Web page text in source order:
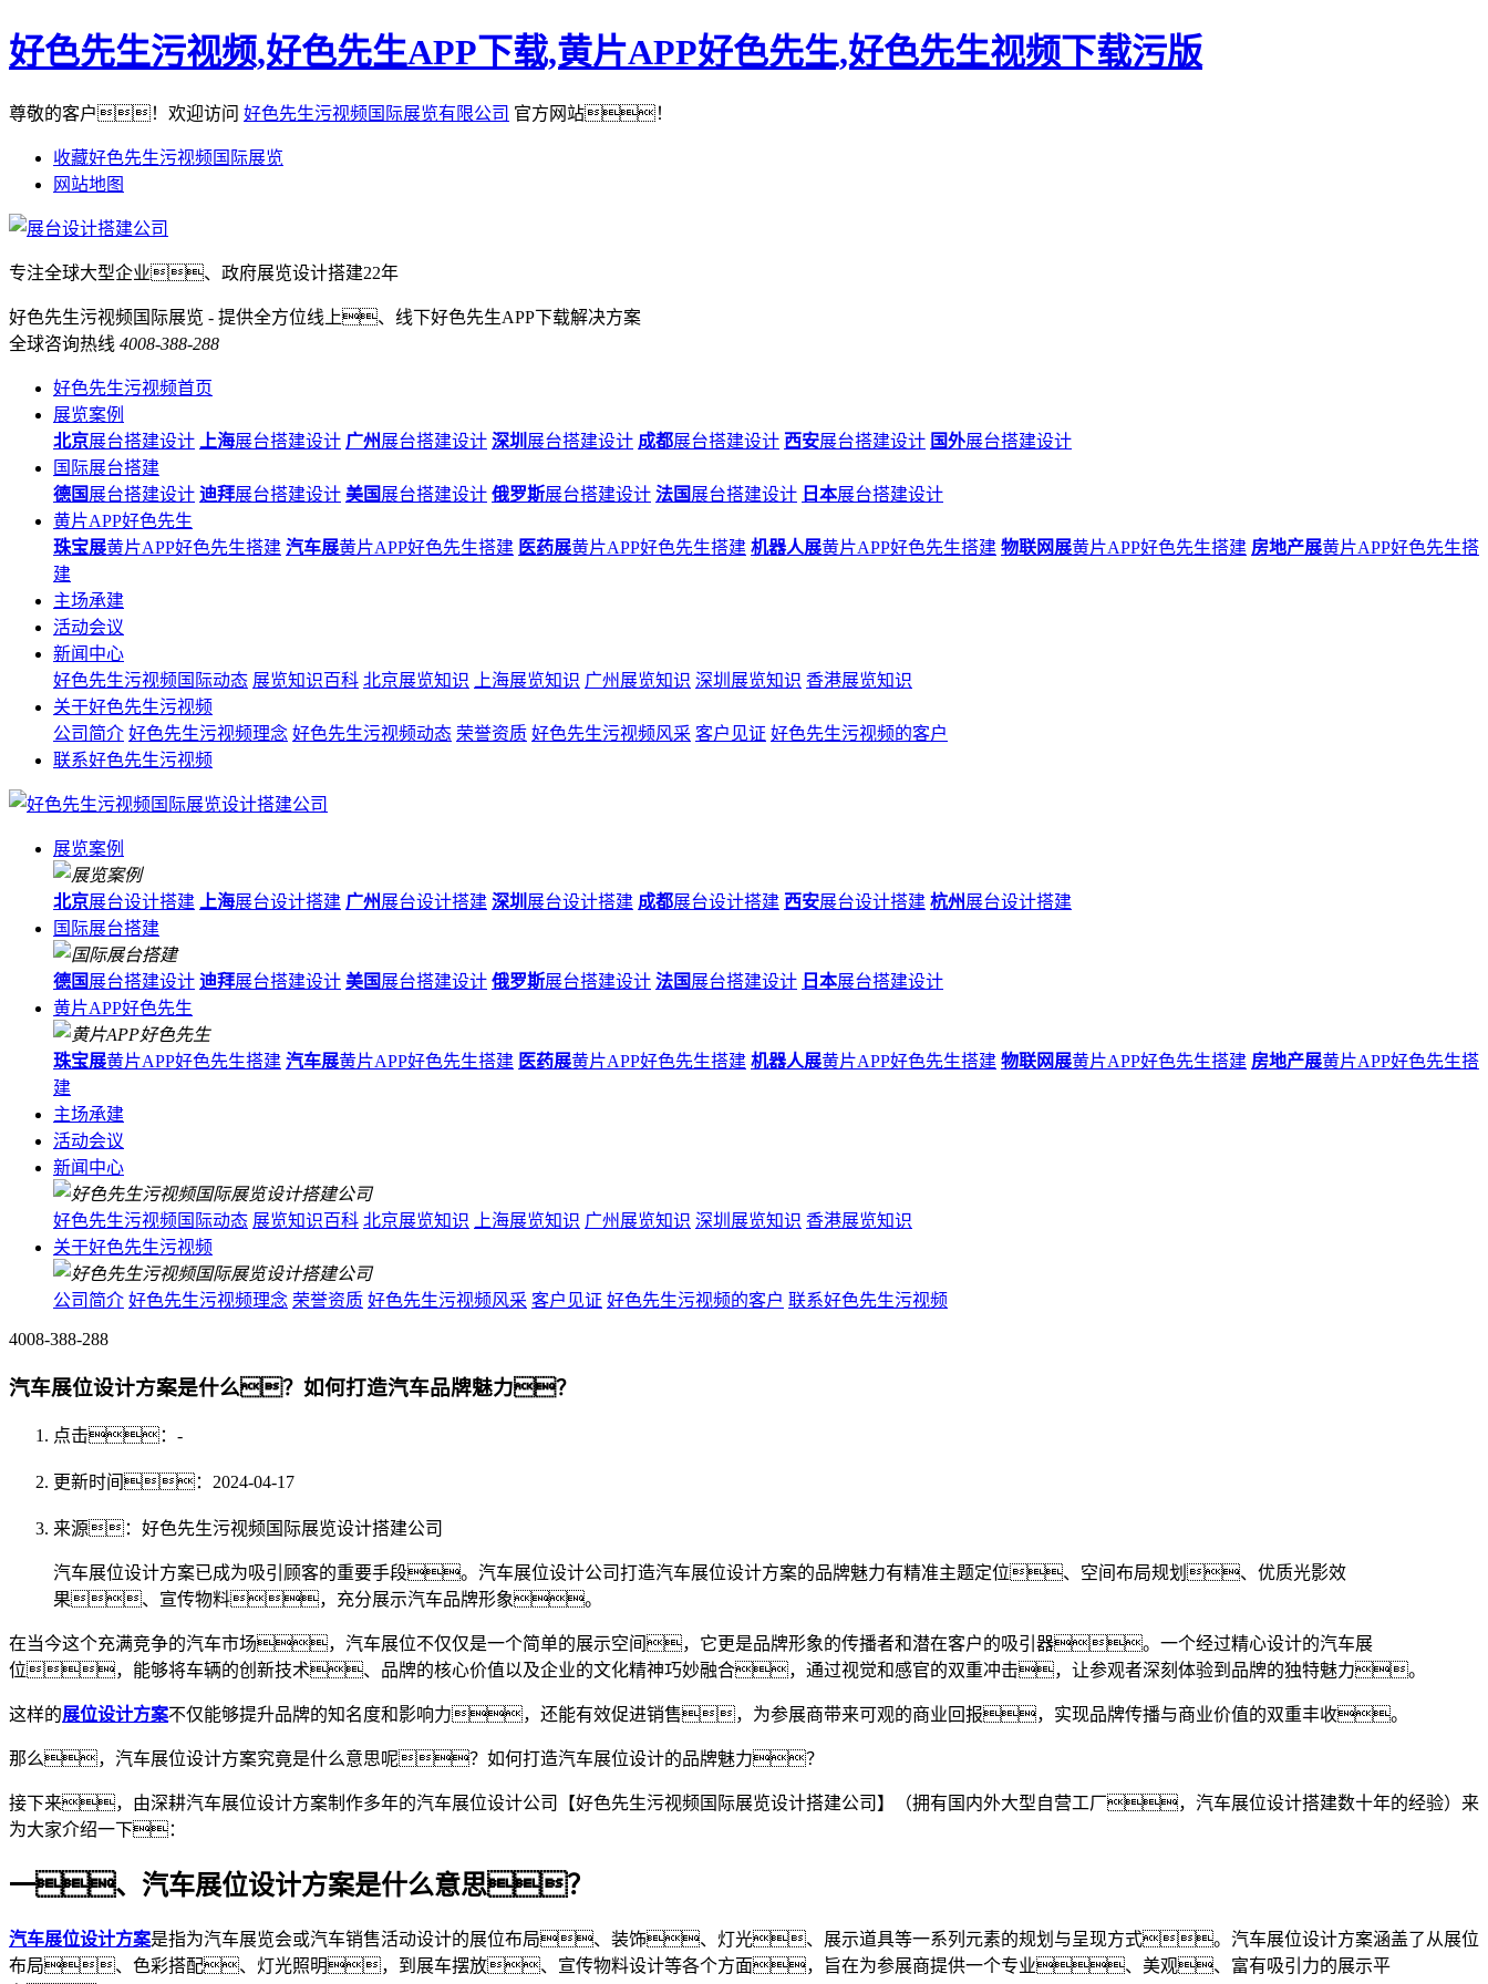
好色先生污视频,好色先生APP下载,黄片APP好色先生,好色先生视频下载污版
尊敬的客户！欢迎访问 好色先生污视频国际展览有限公司 官方网站！
收藏好色先生污视频国际展览
网站地图
专注全球大型企业、政府展览设计搭建22年
好色先生污视频国际展览 - 提供全方位线上、线下好色先生APP下载解决方案
全球咨询热线 4008-388-288
好色先生污视频首页
展览案例
北京展台搭建设计 上海展台搭建设计 广州展台搭建设计 深圳 展台搭建设计 成都展台搭建设计 西安展台搭建设计 国外展台搭建设计
国际展台搭建
德国 展台搭建设计 迪拜展台搭建设计 美国 展台搭建设计 俄罗斯展台搭建设计 法国 展台搭建设计 日本展台搭建设计
黄片APP好色先生
珠宝展黄片APP好色先生搭建 汽车展黄片APP好色先生搭建 医药展黄片APP好色先生搭建 机器人展黄片APP好色先生搭建 物联网展黄片APP好色先生搭建 房地产展黄片APP好色先生搭
建
主场承建
活动会议
新闻中心
好色先生污视频国际动态 展览知识百科 北京展览知识 上海展览知识 广州展览知识 深圳展览知识 香港展览知识
关于好色先生污视频
公司简介 好色先生污视频理念 好色先生污视频动态 荣誉资质 好色先生污视频风采 客户见证 好色先生污视频的客户
联系好色先生污视频
展览案例
北京展台设计搭建 上海展台设计搭建 广州展台设计搭建 深圳 展台设计搭建 成都展台设计搭建 西安展台设计搭建 杭州展台设计搭建
国际展台搭建
德国 展台搭建设计 迪拜展台搭建设计 美国 展台搭建设计 俄罗斯展台搭建设计 法国 展台搭建设计 日本展台搭建设计
黄片APP好色先生
珠宝展黄片APP好色先生搭建 汽车展黄片APP好色先生搭建 医药展黄片APP好色先生搭建 机器人展黄片APP好色先生搭建 物联网展黄片APP好色先生搭建 房地产展黄片APP好色先生搭
建
主场承建
活动会议
新闻中心
好色先生污视频国际动态 展览知识百科 北京展览知识 上海展览知识 广州展览知识 深圳展览知识 香港展览知识
关于好色先生污视频
公司简介 好色先生污视频理念 荣誉资质 好色先生污视频风采 客户见证 好色先生污视频的客户 联系好色先生污视频
4008-388-288
汽车展位设计方案是什么？如何打造汽车品牌魅力？
点击： -
更新时间：2024-04-17
来源：好色先生污视频国际展览设计搭建公司
汽车展位设计方案已成为吸引顾客的重要手段。汽车展位设计公司打造汽车展位设计方案的品牌魅力有精准主题定位、空间布局规划、优质光影效
果、宣传物料，充分展示汽车品牌形象。
在当今这个充满竞争的汽车市场，汽车展位不仅仅是一个简单的展示空间，它更是品牌形象的传播者和潜在客户的吸引器。一个经过精心设计的汽车展
位，能够将车辆的创新技术、品牌的核心价值以及企业的文化精神巧妙融合，通过视觉和感官的双重冲击，让参观者深刻体验到品牌的独特魅力。
这样的展位设计方案不仅能够提升品牌的知名度和影响力，还能有效促进销售，为参展商带来可观的商业回报，实现品牌传播与商业价值的双重丰收。
那么，汽车展位设计方案究竟是什么意思呢？如何打造汽车展位设计的品牌魅力？
接下来，由深耕汽车展位设计方案制作多年的汽车展位设计公司【好色先生污视频国际展览设计搭建公司】（拥有国内外大型自营工厂，汽车展位设计搭建数十年的经验）来
为大家介绍一下：
一、汽车展位设计方案是什么意思？
汽车展位设计方案是指为汽车展览会或汽车销售活动设计的展位布局、装饰、灯光、展示道具等一系列元素的规划与呈现方式。汽车展位设计方案涵盖了从展位
布局、色彩搭配、灯光照明，到展车摆放、宣传物料设计等各个方面，旨在为参展商提供一个专业、美观、富有吸引力的展示平